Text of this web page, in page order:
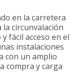
en la carretera
la circunvalación
fácil acceso en el
instalaciones
con un amplio
compra y carga